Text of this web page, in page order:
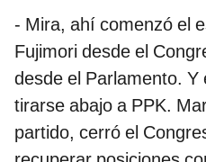
- Mira, ahí comenzó el
Fujimori desde el
desde el Parlamento. Y
tirarse abajo a PPK.
partido, cerró el